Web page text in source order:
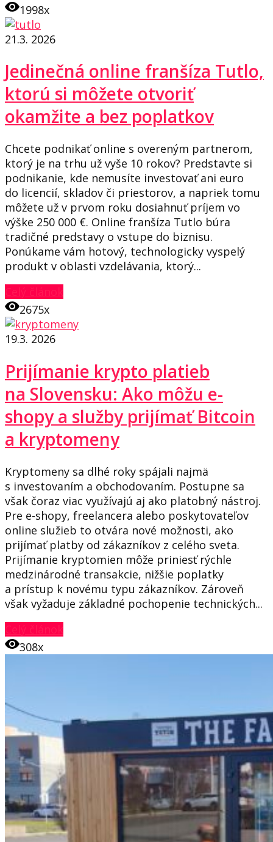
1998x
21.3. 2026
Jedinečná online franšíza Tutlo,
ktorú si môžete otvoriť
okamžite a bez poplatkov
Chcete podnikať online s overeným partnerom,
ktorý je na trhu už vyše 10 rokov? Predstavte si
podnikanie, kde nemusíte investovať ani euro
do licencií, skladov či priestorov, a napriek tomu
môžete už v prvom roku dosiahnuť príjem vo
výške 250 000 €. Online franšíza Tutlo búra
tradičné predstavy o vstupe do biznisu.
Ponúkame vám hotový, technologicky vyspelý
produkt v oblasti vzdelávania, ktorý...
Celý článok
2675x
19.3. 2026
Prijímanie krypto platieb
na Slovensku: Ako môžu e-
shopy a služby prijímať Bitcoin
a kryptomeny
Kryptomeny sa dlhé roky spájali najmä
s investovaním a obchodovaním. Postupne sa
však čoraz viac využívajú aj ako platobný nástroj.
Pre e-shopy, freelancera alebo poskytovateľov
online služieb to otvára nové možnosti, ako
prijímať platby od zákazníkov z celého sveta.
Prijímanie kryptomien môže priniesť rýchle
medzinárodné transakcie, nižšie poplatky
a prístup k novému typu zákazníkov. Zároveň
však vyžaduje základné pochopenie technických...
Celý článok
308x